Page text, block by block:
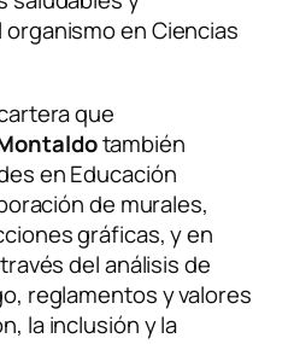
en Ciencias
que
también
en Educación
de murales,
gráficas, y en
del análisis de
reglamentos y valores
la inclusión y la